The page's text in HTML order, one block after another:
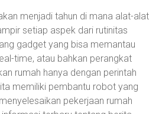
menjadi tahun di mana alat-alat
setiap aspek dari rutinitas
gadget yang bisa memantau
time, atau bahkan perangkat
rumah hanya dengan perintah
memiliki pembantu robot yang
pekerjaan rumah